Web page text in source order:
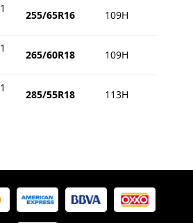
255/65R16 109H
265/60R18 109H
285/55R18 113H